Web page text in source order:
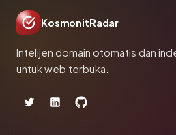
KosmonitRadar
Intelijen domain otomatis dan
untuk web terbuka.